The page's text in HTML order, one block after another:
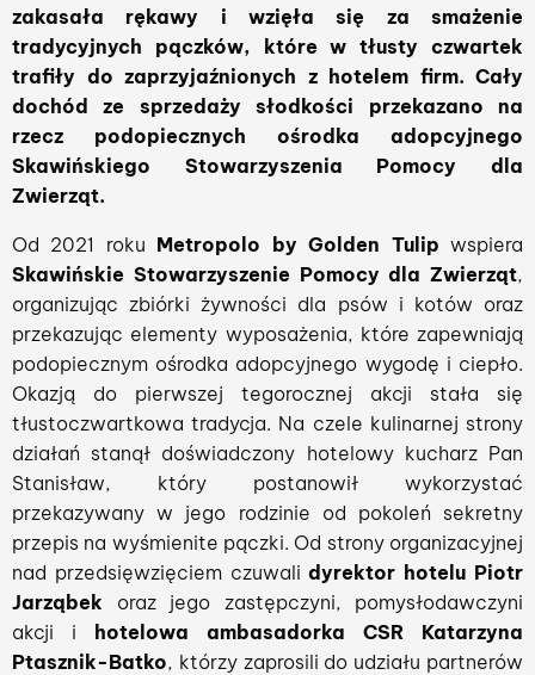
zakasała rękawy i wzięła się za smażenie
tradycyjnych pączków, które w tłusty czwartek
trafiły do zaprzyjaźnionych z hotelem firm. Cały
dochód ze sprzedaży słodkości przekazano na
rzecz podopiecznych ośrodka adopcyjnego
Skawińskiego Stowarzyszenia Pomocy dla
Zwierząt.
Od 2021 roku Metropolo by Golden Tulip wspiera
Skawińskie Stowarzyszenie Pomocy dla Zwierząt,
organizując zbiórki żywności dla psów i kotów oraz
przekazując elementy wyposażenia, które zapewniają
podopiecznym ośrodka adopcyjnego wygodę i ciepło.
Okazją do pierwszej tegorocznej akcji stała się
tłustoczwartkowa tradycja. Na czele kulinarnej strony
działań stanął doświadczony hotelowy kucharz Pan
Stanisław, który postanowił wykorzystać
przekazywany w jego rodzinie od pokoleń sekretny
przepis na wyśmienite pączki. Od strony organizacyjnej
nad przedsięwzięciem czuwalidyrektor hotelu Piotr
Jarząbek oraz jego zastępczyni, pomysłodawczyni
akcji i hotelowa ambasadorka CSR Katarzyna
Ptasznik-Batko, którzy zaprosili do udziału partnerów